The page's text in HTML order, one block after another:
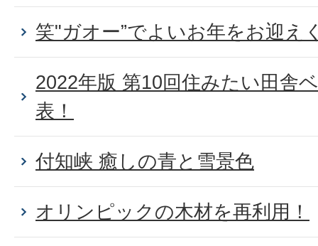
笑"ガオー”でよいお年をお迎え
2022年版 第10回住みたい田舎
表！
付知峡 癒しの青と雪景色
オリンピックの木材を再利用！